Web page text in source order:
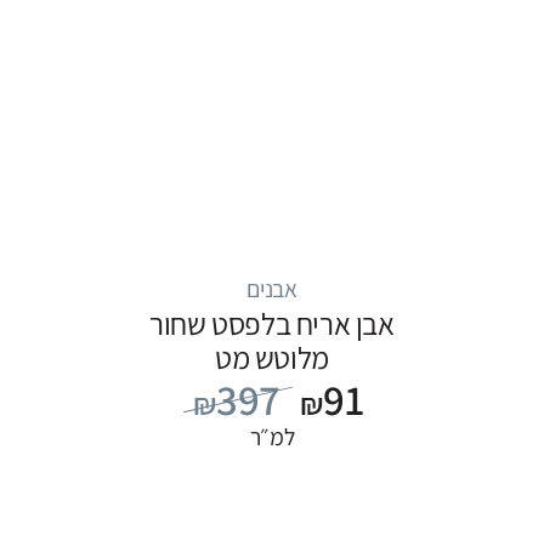
אבנים
אבן אריח בלפסט שחור
מלוטש מט
₪397 ₪91
למ״ר